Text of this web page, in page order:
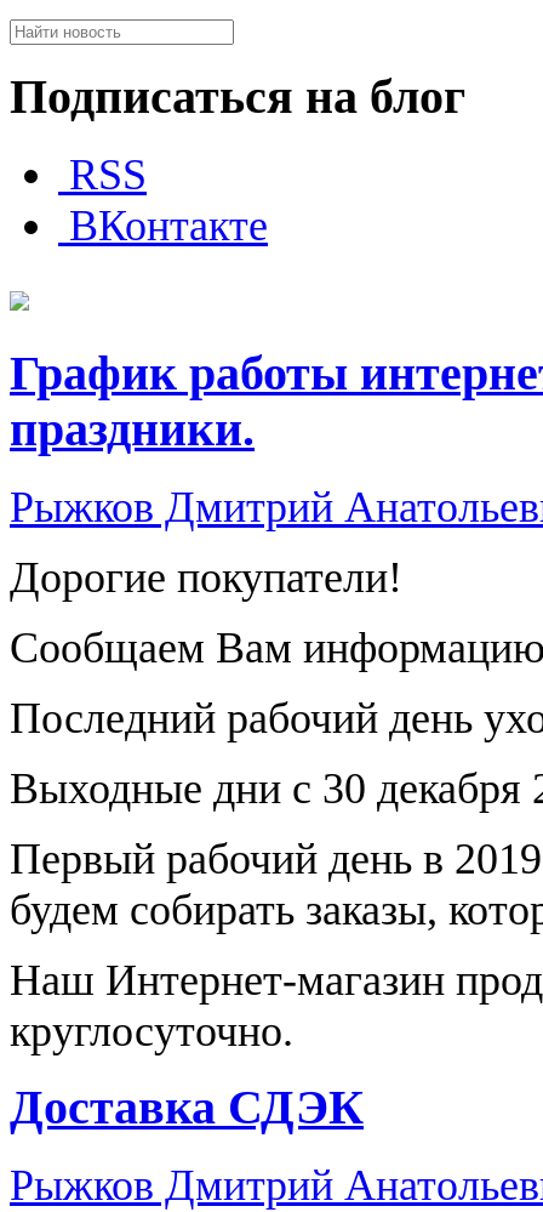
Подписаться на блог
RSS
ВКонтакте
График работы
праздники.
Рыжков Дмитрий
Дорогие покупатели!
Сообщаем Вам информацию
Последний рабочий день
Выходные дни с 30 декабря
Первый рабочий день в
будем собирать заказы,
Наш Интернет-магазин
круглосуточно.
Доставка СДЭК
Рыжков Дмитрий